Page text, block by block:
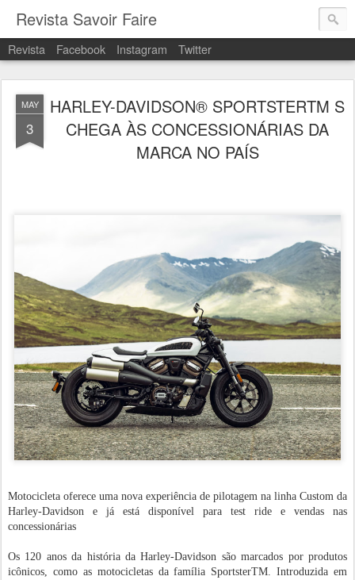
Revista Savoir Faire
Revista Facebook Instagram Twitter
MAY
3
HARLEY-DAVIDSON® SPORTSTERTM S
CHEGA ÀS CONCESSIONÁRIAS DA
MARCA NO PAÍS
Motocicleta oferece uma nova experiência de pilotagem na linha Custom da
Harley-Davidson e já está disponível para test ride e vendas nas
concessionárias
Os 120 anos da história da Harley-Davidson são marcados por produtos
icônicos, como as motocicletas da família SportsterTM. Introduzida em